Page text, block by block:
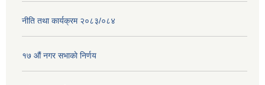
नीति तथा कार्यक्रम २०८३/०८४
१७ ‌‍औं नगर सभाकाे निर्णय